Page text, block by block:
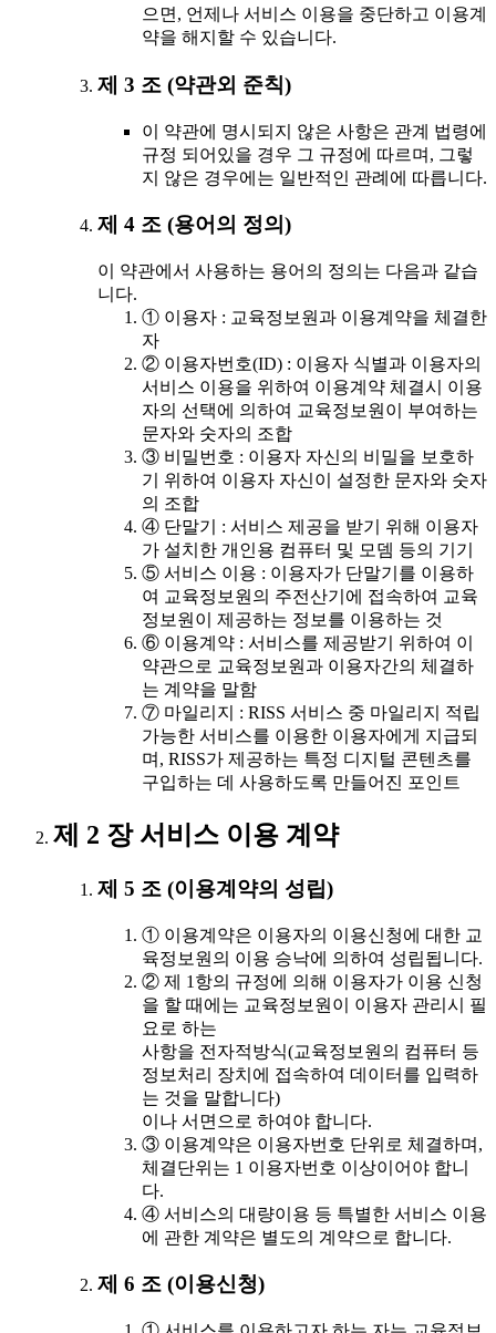
으면, 언제나 서비스 이용을 중단하고 이용계
약을 해지할 수 있습니다.
제 3 조 (약관외 준칙)
이 약관에 명시되지 않은 사항은 관계 법령에
규정 되어있을 경우 그 규정에 따르며, 그렇
지 않은 경우에는 일반적인 관례에 따릅니다.
제 4 조 (용어의 정의)
이 약관에서 사용하는 용어의 정의는 다음과 같습
니다.
① 이용자 : 교육정보원과 이용계약을 체결한
자
② 이용자번호(ID) : 이용자 식별과 이용자의
서비스 이용을 위하여 이용계약 체결시 이용
자의 선택에 의하여 교육정보원이 부여하는
문자와 숫자의 조합
③ 비밀번호 : 이용자 자신의 비밀을 보호하
기 위하여 이용자 자신이 설정한 문자와 숫자
의 조합
④ 단말기 : 서비스 제공을 받기 위해 이용자
가 설치한 개인용 컴퓨터 및 모뎀 등의 기기
⑤ 서비스 이용 : 이용자가 단말기를 이용하
여 교육정보원의 주전산기에 접속하여 교육
정보원이 제공하는 정보를 이용하는 것
⑥ 이용계약 : 서비스를 제공받기 위하여 이
약관으로 교육정보원과 이용자간의 체결하
는 계약을 말함
⑦ 마일리지 : RISS 서비스 중 마일리지 적립
가능한 서비스를 이용한 이용자에게 지급되
며, RISS가 제공하는 특정 디지털 콘텐츠를
구입하는 데 사용하도록 만들어진 포인트
제 2 장 서비스 이용 계약
제 5 조 (이용계약의 성립)
① 이용계약은 이용자의 이용신청에 대한 교
육정보원의 이용 승낙에 의하여 성립됩니다.
② 제 1항의 규정에 의해 이용자가 이용 신청
을 할 때에는 교육정보원이 이용자 관리시 필
요로 하는
사항을 전자적방식(교육정보원의 컴퓨터 등
정보처리 장치에 접속하여 데이터를 입력하
는 것을 말합니다)
이나 서면으로 하여야 합니다.
③ 이용계약은 이용자번호 단위로 체결하며,
체결단위는 1 이용자번호 이상이어야 합니
다.
④ 서비스의 대량이용 등 특별한 서비스 이용
에 관한 계약은 별도의 계약으로 합니다.
제 6 조 (이용신청)